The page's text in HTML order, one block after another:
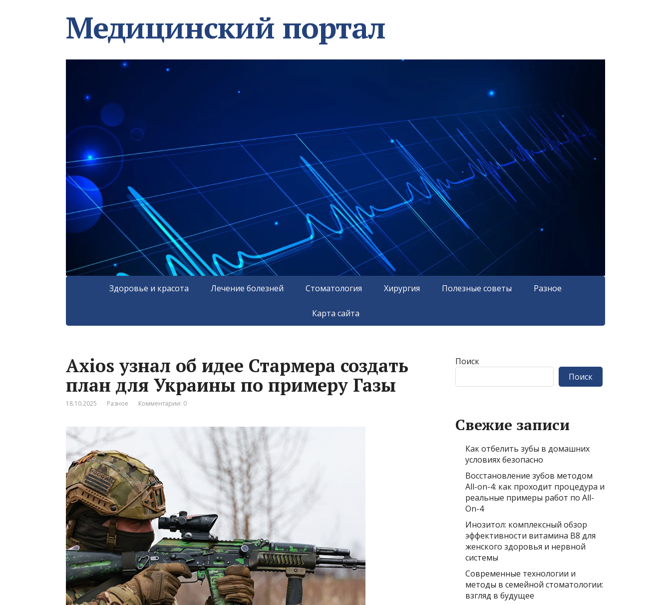
Медицинский портал
Здоровье и красота Лечение болезней Стоматология Хирургия Полезные советы Разное
Карта сайта
Axios узнал об идее Стармера создать
план для Украины по примеру Газы
18.10.2025 Разное Комментарии: 0
Поиск
Поиск
Свежие записи
Как отбелить зубы в домашних
условиях безопасно
Восстановление зубов методом
All-on-4: как проходит процедура и
реальные примеры работ по All-
On-4
Инозитол: комплексный обзор
эффективности витамина B8 для
женского здоровья и нервной
системы
Современные технологии и
методы в семейной стоматологии:
взгляд в будущее